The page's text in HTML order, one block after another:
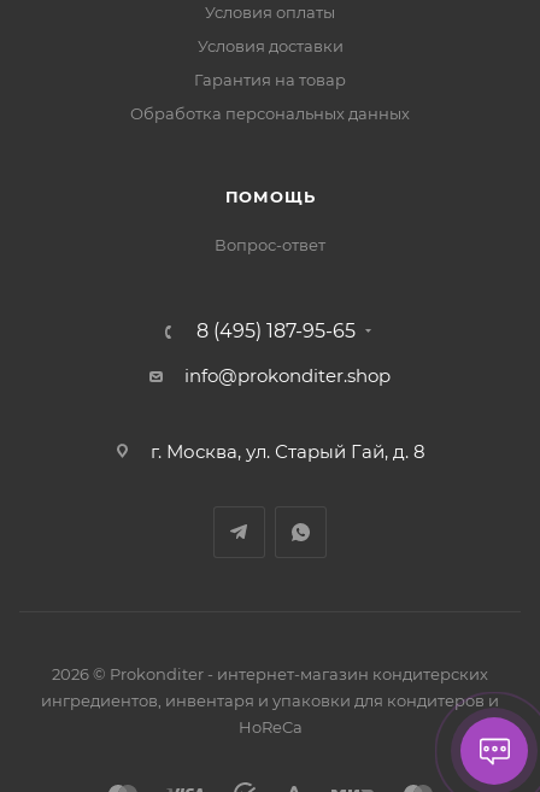
Условия оплаты
Условия доставки
Гарантия на товар
Обработка персональных данных
ПОМОЩЬ
Вопрос-ответ
8 (495) 187-95-65
info@prokonditer.shop
г. Москва, ул. Старый Гай, д. 8
2026 © Prokonditer - интернет-магазин кондитерских
ингредиентов, инвентаря и упаковки для кондитеров и
HoReCa